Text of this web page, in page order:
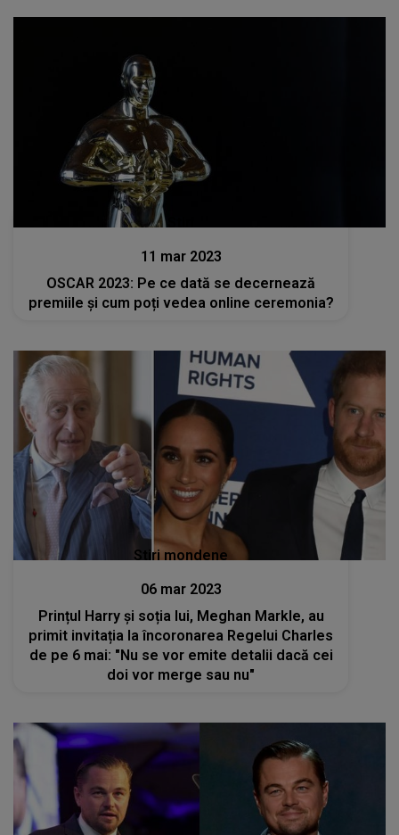
11 mar 2023
OSCAR 2023: Pe ce dată se decernează
premiile și cum poți vedea online ceremonia?
Stiri mondene
06 mar 2023
Prințul Harry și soția lui, Meghan Markle, au
primit invitația la încoronarea Regelui Charles
de pe 6 mai: "Nu se vor emite detalii dacă cei
doi vor merge sau nu"